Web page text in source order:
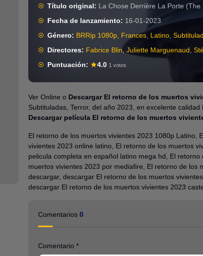
Título original: La Chose Derrière La Porte
Fecha de lanzamiento: 16-01-2023
Género: BRRip 1080p Frances Latino ,
Directores: Fabrice Blin ,Juliette Marguenaud ,
Puntuación:
4.0 1 votos
Ver Online o Descargar El retorno de los muertos
Subtituladas, Terror, del año 2023, en excelente
Descargar película El retorno de los muertos
El retorno de los muertos vivientes 2023 1080p Latino,
vivientes 2023 online latino, El retorno de los muertos
pelicula completa en español latino mega hd, El
muertos vivientes 2023 por mediafire, El retorno de los
descargar, descargar El retorno de los muertos
descargar El retorno de los muertos vivientes 2023
Comentarios 0
Comentario *